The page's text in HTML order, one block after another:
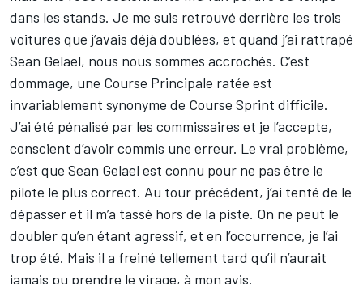
dans les stands. Je me suis retrouvé derrière les trois
voitures que j’avais déjà doublées, et quand j’ai rattrapé
Sean Gelael, nous nous sommes accrochés. C’est
dommage, une Course Principale ratée est
invariablement synonyme de Course Sprint difficile.
J’ai été pénalisé par les commissaires et je l’accepte,
conscient d’avoir commis une erreur. Le vrai problème,
c’est que Sean Gelael est connu pour ne pas être le
pilote le plus correct. Au tour précédent, j’ai tenté de le
dépasser et il m’a tassé hors de la piste. On ne peut le
doubler qu’en étant agressif, et en l’occurrence, je l’ai
trop été. Mais il a freiné tellement tard qu’il n’aurait
jamais pu prendre le virage, à mon avis.